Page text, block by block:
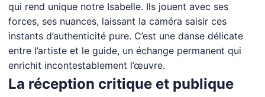
qui rend unique notre Isabelle. Ils jouent avec ses
forces, ses nuances, laissant la caméra saisir ces
instants d’authenticité pure. C’est une danse délicate
entre l’artiste et le guide, un échange permanent qui
enrichit incontestablement l’œuvre.
La réception critique et publique